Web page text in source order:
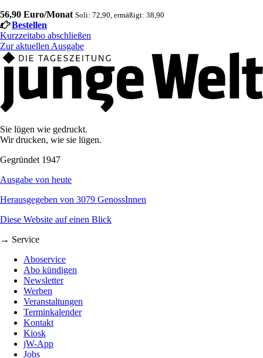
56,90 Euro/Monat Soli: 72,90, ermäßigt: 38,90
Bestellen
Kurzzeitabo abschließen
Zur aktuellen Ausgabe
Sie lügen wie gedruckt.
Wir drucken, wie sie lügen.
Gegründet 1947
Ausgabe von heute
Herausgegeben von 3079 GenossInnen
Diese Website auf einen Blick
→ Service
Aboservice
Abo kündigen
Newsletter
Werben
Veranstaltungen
Terminkalender
Kontakt
Kiosk
jW-App
Jobs